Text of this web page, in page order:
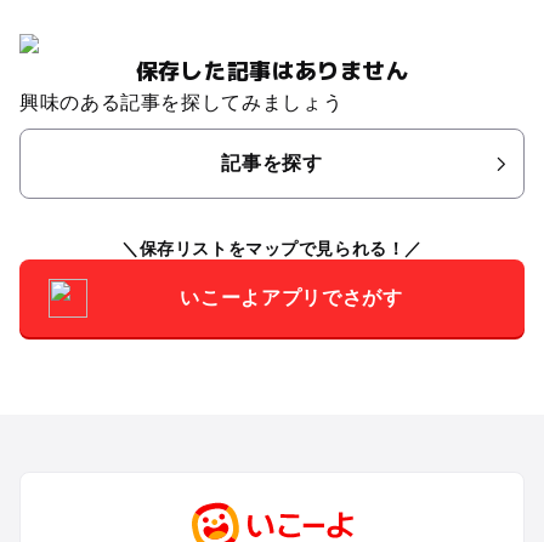
保存した記事はありません
興味のある記事を探してみましょう
記事を探す
保存リストをマップで見られる！
いこーよアプリでさがす